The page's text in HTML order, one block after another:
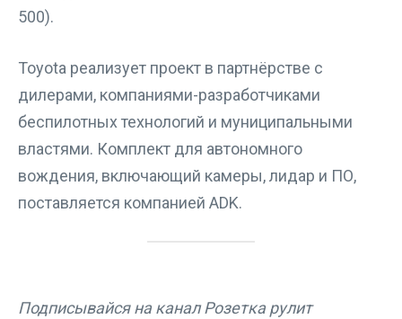
500).
Toyota реализует проект в партнёрстве с
дилерами, компаниями-разработчиками
беспилотных технологий и муниципальными
властями. Комплект для автономного
вождения, включающий камеры, лидар и ПО,
поставляется компанией ADK.
Подписывайся на канал Розетка рулит